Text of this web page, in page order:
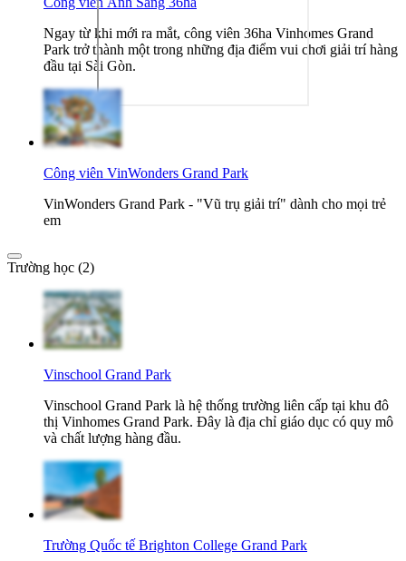
Ngay từ khi mới ra mắt, công viên 36ha Vinhomes Grand
Park trở thành một trong những địa điểm vui chơi giải trí hàng
đầu tại Sài Gòn.
Công viên VinWonders Grand Park
VinWonders Grand Park - "Vũ trụ giải trí" dành cho mọi trẻ
em
Trường học (2)
Vinschool Grand Park
Vinschool Grand Park là hệ thống trường liên cấp tại khu đô
thị Vinhomes Grand Park. Đây là địa chỉ giáo dục có quy mô
và chất lượng hàng đầu.
Trường Quốc tế Brighton College Grand Park